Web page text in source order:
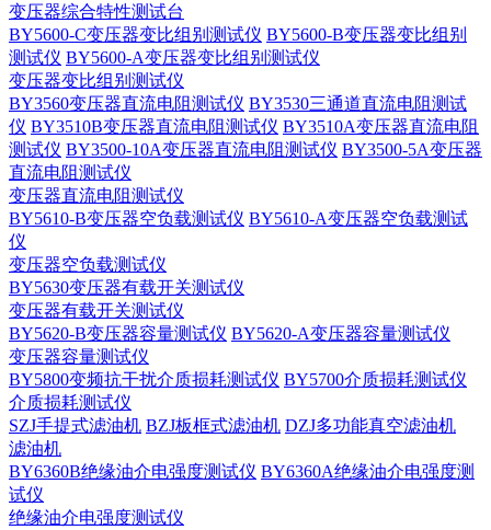
变压器综合特性测试台
BY5600-C变压器变比组别测试仪 BY5600-B变压器变比组别
测试仪 BY5600-A变压器变比组别测试仪
变压器变比组别测试仪
BY3560变压器直流电阻测试仪 BY3530三通道直流电阻测试
仪 BY3510B变压器直流电阻测试仪 BY3510A变压器直流电阻
测试仪 BY3500-10A变压器直流电阻测试仪 BY3500-5A变压器
直流电阻测试仪
变压器直流电阻测试仪
BY5610-B变压器空负载测试仪 BY5610-A变压器空负载测试
仪
变压器空负载测试仪
BY5630变压器有载开关测试仪
变压器有载开关测试仪
BY5620-B变压器容量测试仪 BY5620-A变压器容量测试仪
变压器容量测试仪
BY5800变频抗干扰介质损耗测试仪 BY5700介质损耗测试仪
介质损耗测试仪
SZJ手提式滤油机 BZJ板框式滤油机 DZJ多功能真空滤油机
滤油机
BY6360B绝缘油介电强度测试仪 BY6360A绝缘油介电强度测
试仪
绝缘油介电强度测试仪